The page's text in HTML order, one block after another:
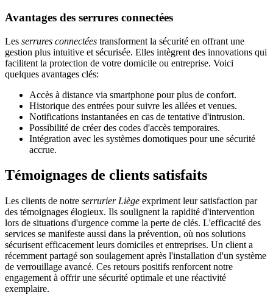
Avantages des serrures connectées
Les serrures connectées transforment la sécurité en offrant une
gestion plus intuitive et sécurisée. Elles intègrent des innovations qui
facilitent la protection de votre domicile ou entreprise. Voici
quelques avantages clés:
Accès à distance via smartphone pour plus de confort.
Historique des entrées pour suivre les allées et venues.
Notifications instantanées en cas de tentative d'intrusion.
Possibilité de créer des codes d'accès temporaires.
Intégration avec les systèmes domotiques pour une sécurité
accrue.
Témoignages de clients satisfaits
Les clients de notre serrurier Liège expriment leur satisfaction par
des témoignages élogieux. Ils soulignent la rapidité d'intervention
lors de situations d'urgence comme la perte de clés. L'efficacité des
services se manifeste aussi dans la prévention, où nos solutions
sécurisent efficacement leurs domiciles et entreprises. Un client a
récemment partagé son soulagement après l'installation d'un système
de verrouillage avancé. Ces retours positifs renforcent notre
engagement à offrir une sécurité optimale et une réactivité
exemplaire.